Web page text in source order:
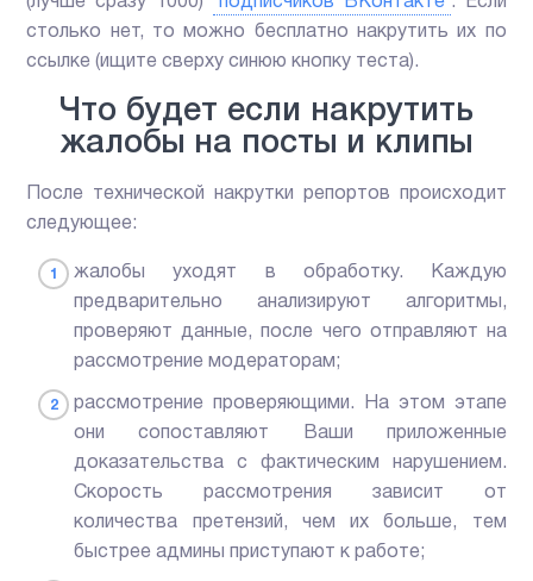
столько нет, то можно бесплатно накрутить их по
ссылке (ищите сверху синюю кнопку теста).
Что будет если накрутить
жалобы на посты и клипы
После технической накрутки репортов происходит
следующее:
жалобы уходят в обработку. Каждую
предварительно анализируют алгоритмы,
проверяют данные, после чего отправляют на
рассмотрение модераторам;
рассмотрение проверяющими. На этом этапе
они сопоставляют Ваши приложенные
доказательства с фактическим нарушением.
Скорость рассмотрения зависит от
количества претензий, чем их больше, тем
быстрее админы приступают к работе;